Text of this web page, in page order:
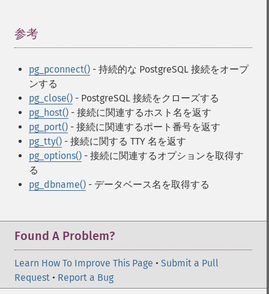
参考
pg_pconnect() - 持続的な PostgreSQL 接続をオープ
ンする
pg_close() - PostgreSQL 接続をクローズする
pg_host() - 接続に関連するホスト名を返す
pg_port() - 接続に関連するポート番号を返す
pg_tty() - 接続に関する TTY 名を返す
pg_options() - 接続に関連するオプションを取得す
る
pg_dbname() - データベース名を取得する
Found A Problem?
Learn How To Improve This Page • Submit a Pull
Request • Report a Bug